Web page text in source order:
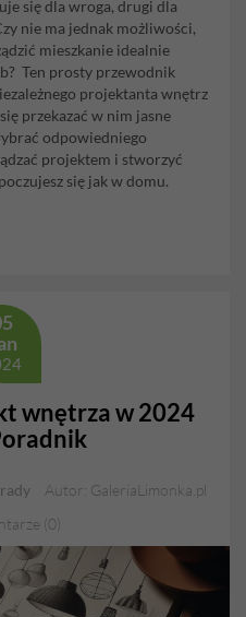
się dla wroga, drugi dla
nie ma jednak możliwości,
mieszkanie idealnie
Ten prosty przewodnik
projektanta wnętrz
przekazać w nim jasne
odpowiedniego
projektem i stworzyć
się jak w domu.
wnętrza w 2024
Autor: GaleriaLimonka.pl
(0)